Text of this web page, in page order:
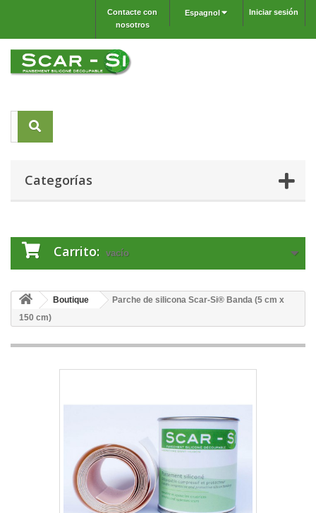
Iniciar sesión
Espagnol
Contacte con
nosotros
Categorías
Carrito: vacío
Boutique
Parche de silicona Scar-Si® Banda (5 cm x
150 cm)